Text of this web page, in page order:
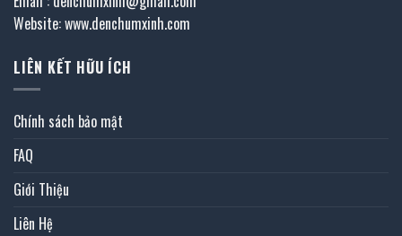
Website: www.denchumxinh.com
LIÊN KẾT HỮU ÍCH
Chính sách bảo mật
FAQ
Giới Thiệu
Liên Hệ